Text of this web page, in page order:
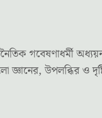
অধ্যয়ন
জ্ঞানের, উপলব্ধির